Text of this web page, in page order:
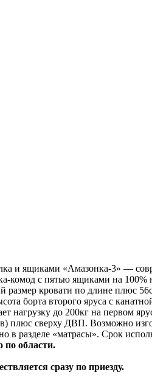
и ящиками «Амазонка-3» —
комод с пятью ящиками на
размер кровати по длине плюс
борта второго яруса с
нагрузку до 200кг на первом
плюс сверху ДВП. Возможно
разделе «матрасы». Срок
по области.
сразу по приезду.